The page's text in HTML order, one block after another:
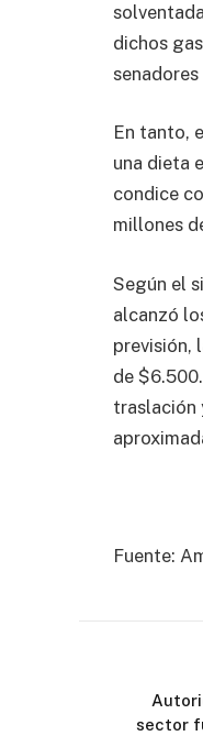
dichos
En tanto,
una dieta
condice
millones
Según el
alcanzó
previsión,
de
traslación
Fuente:
sector